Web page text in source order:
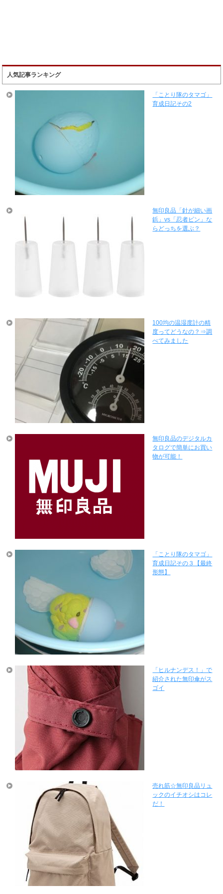
人気記事ランキング
「ことり隊のタマゴ」
育成日記その2
無印良品「針が細い画
鋲」vs「忍者ピン」な
らどっちを選ぶ？
100均の温湿度計の精
度ってどうなの？⇒調
べてみました
無印良品のデジタルカ
タログで簡単にお買い
物が可能！
「ことり隊のタマゴ」
育成日記その３【最終
形態】
「ヒルナンデス！」で
紹介された無印傘がス
ゴイ
売れ筋☆無印良品リュ
ックのイチオシはコレ
だ！